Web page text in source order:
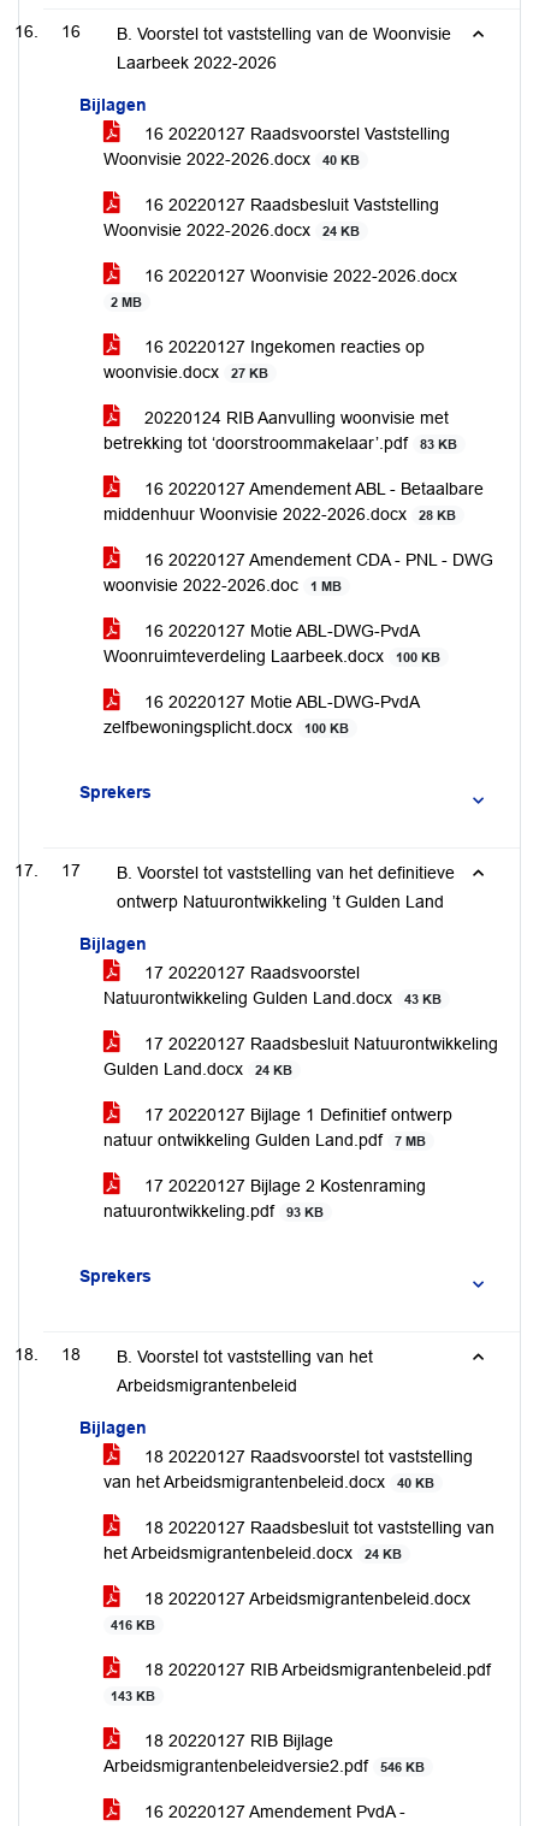
16
B. Voorstel tot vaststelling van de Woonvisie
Laarbeek 2022-2026
Bijlagen
16 20220127 Raadsvoorstel Vaststelling
Woonvisie 2022-2026.docx
40 KB
16 20220127 Raadsbesluit Vaststelling
Woonvisie 2022-2026.docx
24 KB
16 20220127 Woonvisie 2022-2026.docx
2 MB
16 20220127 Ingekomen reacties op
woonvisie.docx
27 KB
20220124 RIB Aanvulling woonvisie met
betrekking tot ‘doorstroommakelaar’.pdf
83 KB
16 20220127 Amendement ABL - Betaalbare
middenhuur Woonvisie 2022-2026.docx
28 KB
16 20220127 Amendement CDA - PNL - DWG
woonvisie 2022-2026.doc
1 MB
16 20220127 Motie ABL-DWG-PvdA
Woonruimteverdeling Laarbeek.docx
100 KB
16 20220127 Motie ABL-DWG-PvdA
zelfbewoningsplicht.docx
100 KB
Sprekers
17
B. Voorstel tot vaststelling van het definitieve
ontwerp Natuurontwikkeling ’t Gulden Land
Bijlagen
17 20220127 Raadsvoorstel
Natuurontwikkeling Gulden Land.docx
43 KB
17 20220127 Raadsbesluit Natuurontwikkeling
Gulden Land.docx
24 KB
17 20220127 Bijlage 1 Definitief ontwerp
natuur ontwikkeling Gulden Land.pdf
7 MB
17 20220127 Bijlage 2 Kostenraming
natuurontwikkeling.pdf
93 KB
Sprekers
18
B. Voorstel tot vaststelling van het
Arbeidsmigrantenbeleid
Bijlagen
18 20220127 Raadsvoorstel tot vaststelling
van het Arbeidsmigrantenbeleid.docx
40 KB
18 20220127 Raadsbesluit tot vaststelling van
het Arbeidsmigrantenbeleid.docx
24 KB
18 20220127 Arbeidsmigrantenbeleid.docx
416 KB
18 20220127 RIB Arbeidsmigrantenbeleid.pdf
143 KB
18 20220127 RIB Bijlage
Arbeidsmigrantenbeleidversie2.pdf
546 KB
16 20220127 Amendement PvdA -